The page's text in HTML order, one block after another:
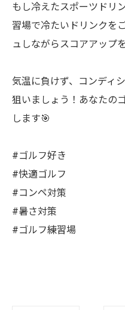
もし冷えたスポーツドリ
習場で冷たいドリンクを
ュしながらスコアアップ
気温に負けず、コンディ
狙いましょう！あなたの
します🎯
#ゴルフ好き
#快適ゴルフ
#コンペ対策
#暑さ対策
#ゴルフ練習場